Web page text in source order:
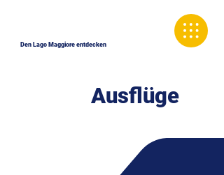
Den Lago Maggiore entdecken
Ausflüge